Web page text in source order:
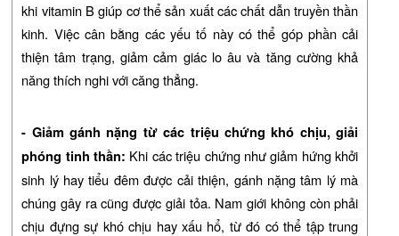
khi vitamin B giúp cơ thể sản xuất các chất dẫn truyền thần
kinh. Việc cân bằng các yếu tố này có thể góp phần cải
thiện tâm trạng, giảm cảm giác lo âu và tăng cường khả
năng thích nghi với căng thẳng.
- Giảm gánh nặng từ các triệu chứng khó chịu, giải
phóng tinh thần: Khi các triệu chứng như giảm hứng khởi
sinh lý hay tiểu đêm được cải thiện, gánh nặng tâm lý mà
chúng gây ra cũng được giải tỏa. Nam giới không còn phải
chịu đựng sự khó chịu hay xấu hổ, từ đó có thể tập trung